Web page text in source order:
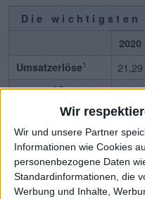
Wir
Wir und unsere Partner
Informationen wie Cookies
personenbezogene Daten
Standardinformationen, die
Werbung und Inhalte,
Die
2020
Umsatzerlöse1 21,29
EBITDA1,2 -5,06
EBITDA-Marge %3 -23,77
EBIT1,4 -11,04
EBIT-Marge %5 -51,86
Jahresüberschuss -9,27